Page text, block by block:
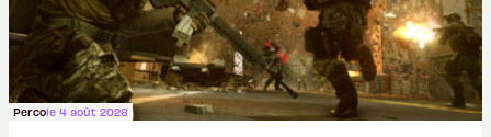
Percole 4 août 2026